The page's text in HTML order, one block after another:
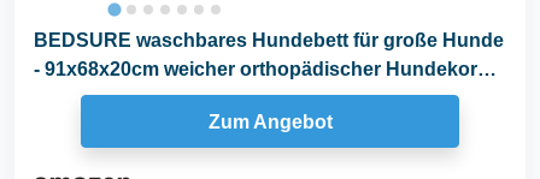
BEDSURE waschbares Hundebett für große Hunde
- 91x68x20cm weicher orthopädischer Hundekorb
Zum Angebot